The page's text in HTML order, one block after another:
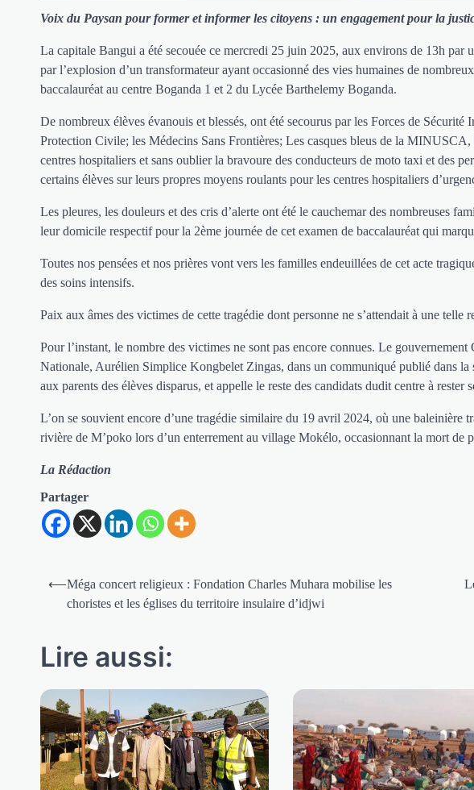
Voix du Paysan pour former et informer les citoyens : un engagement pour la
La capitale Bangui a été secouée ce mercredi 25 juin 2025, aux environs de 13h par
par l’explosion d’un transformateur ayant occasionné des vies humaines de
baccalauréat au centre Boganda 1 et 2 du Lycée Barthelemy Boganda.
De nombreux élèves évanouis et blessés, ont été secourus par les Forces de
Protection Civile; les Médecins Sans Frontières; Les casques bleus de la MINUSCA,
centres hospitaliers et sans oublier la bravoure des conducteurs de moto taxi et des
certains élèves sur leurs propres moyens roulants pour les centres hospitaliers
Les pleures, les douleurs et des cris d’alerte ont été le cauchemar des nombreuses
leur domicile respectif pour la 2ème journée de cet examen de baccalauréat qui
Toutes nos pensées et nos prières vont vers les familles endeuillées de cet acte
des soins intensifs.
Paix aux âmes des victimes de cette tragédie dont personne ne s’attendait à une telle
Pour l’instant, le nombre des victimes ne sont pas encore connues. Le
Nationale, Aurélien Simplice Kongbelet Zingas, dans un communiqué publié dans la
aux parents des élèves disparus, et appelle le reste des candidats dudit centre à rester
L’on se souvient encore d’une tragédie similaire du 19 avril 2024, où une baleinière
rivière de M’poko lors d’un enterrement au village Mokélo, occasionnant la mort de
La Rédaction
Partager
Navigation
⟵Méga concert religieux : Fondation Charles Muhara mobilise les
choristes et les églises du territoire insulaire d’idjwi
Lire aussi: